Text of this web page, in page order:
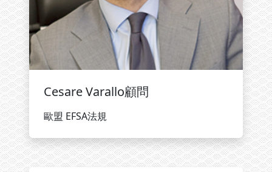
Cesare Varallo顧問
歐盟 EFSA法規